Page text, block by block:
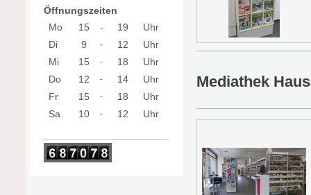
Öffnungszeiten
Mo
15 - 19
Uhr
Di
9 - 12
Uhr
Mi
15 - 18
Uhr
Do
12 - 14
Uhr
Fr
15 - 18
Uhr
Sa
10 - 12 Uhr
Mediathek